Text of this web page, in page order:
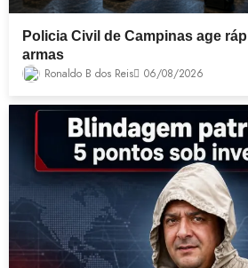
Policia Civil de Campinas age
armas
Ronaldo B dos Reis 06/08/2026